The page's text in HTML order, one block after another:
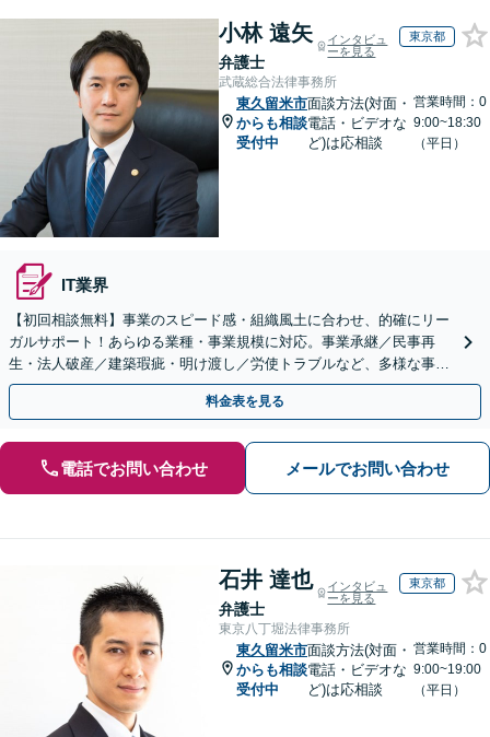
小林 遠矢
弁護士
インタビュ
ーを見る
東京都
武蔵総合法律事務所
東久留米市
からも相談
受付中
面談方法(対面・
電話・ビデオな
ど)は応相談
営業時間：0
9:00~18:30
（平日）
IT業界
【初回相談無料】事業のスピード感・組織風土に合わせ、的確にリー
ガルサポート！あらゆる業種・事業規模に対応。事業承継／民事再
生・法人破産／建築瑕疵・明け渡し／労使トラブルなど、多様な事案
に精通。顧問契約の実績多数【市ケ谷駅2分】【電話相談可】
料金表を見る
電話でお問い合わせ メールでお問い合わせ
石井 達也
弁護士
インタビュ
ーを見る
東京都
東京八丁堀法律事務所
東久留米市
からも相談
受付中
面談方法(対面・
電話・ビデオな
ど)は応相談
営業時間：0
9:00~19:00
（平日）